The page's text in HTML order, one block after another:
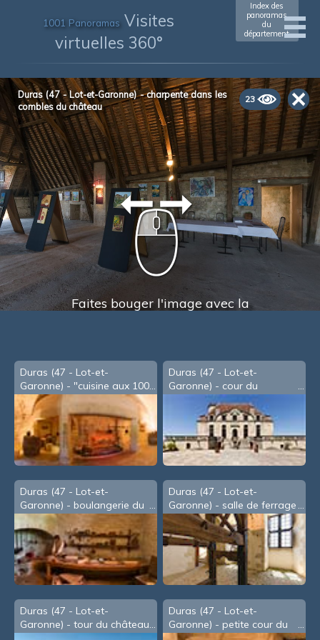
1001 Panoramas Visites
virtuelles 360°
Index des
panoramas
du
département
23
Duras (47 - Lot-et-Garonne) - charpente dans les
combles du château
Faites bouger l'image avec la
Duras (47 - Lot-et-
Garonne) - "cuisine aux 100
fagots"
Duras (47 - Lot-et-
Garonne) - cour du
Duras (47 - Lot-et-
Garonne) - boulangerie du
château
Duras (47 - Lot-et-
Garonne) - salle de ferrage
Duras (47 - Lot-et-
Garonne) - tour du château
Duras (47 - Lot-et-
Garonne) - petite cour du